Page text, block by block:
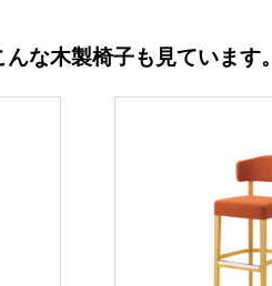
な木製椅子も見ています。